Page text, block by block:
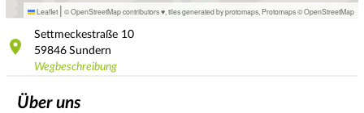
Leaflet | © OpenStreetMap contributors ♥, tiles generated by protomaps Protomaps©OpenStreetMap
Settmeckestraße 10
59846 Sundern
Wegbeschreibung
Über uns